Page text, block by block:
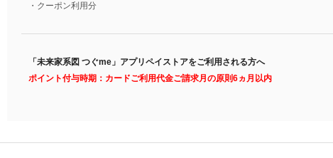
・クーポン利用分
「未来家系図 つぐme」アプリペイストアをご利用される方へ
ポイント付与時期：カードご利用代金ご請求月の原則6ヵ月以内